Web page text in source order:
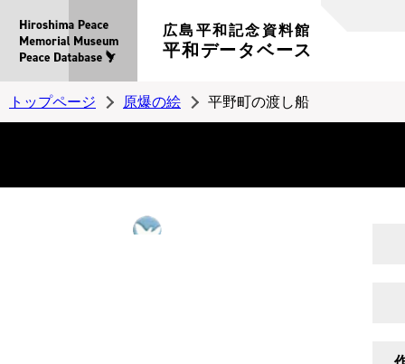
広島平和記念資料館
平和データベース
トップページ 原爆の絵 平野町の渡し船